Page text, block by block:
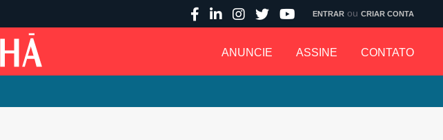
ANUNCIE ASSINE CONTATO
ENTRAR ou CRIAR CONTA